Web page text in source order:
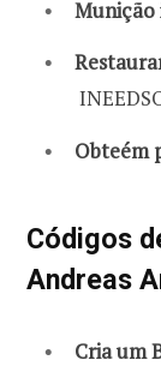
Obteém
Códigos
Andreas
Cria um